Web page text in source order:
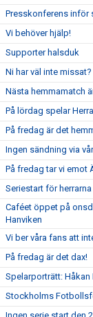
Presskonferens inför
Vi behöver hjälp!
Supporter halsduk
Ni har väl inte missat?
Nästa hemmamatch
På lördag spelar
På fredag är det
Ingen sändning via
På fredag tar vi emot
Seriestart för herrarna
Caféet öppet på
Hanviken
Vi ber våra fans att
På fredag är det dax!
Spelarporträtt: Håkan
Stockholms